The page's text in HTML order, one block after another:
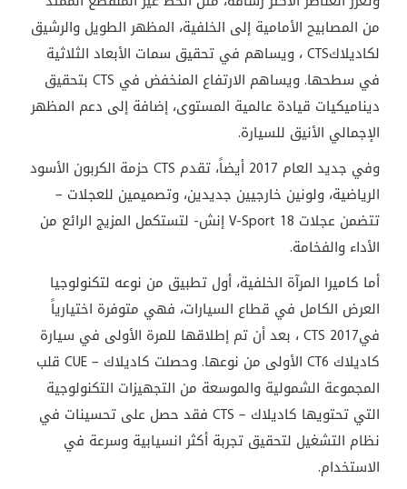
من المصابيح الأمامية إلى الخلفية، المظهر الطويل والرشيق
لكاديلاكCTS، ويساهم في تحقيق سمات الأبعاد الثلاثية
في سطحها. ويساهم الارتفاع المنخفض في CTS بتحقيق
ديناميكيات قيادة عالمية المستوى، إضافة إلى دعم المظهر
الإجمالي الأنيق للسيارة.
وفي جديد العام 2017 أيضاً، تقدم
CTS حزمة الكربون الأسود
الرياضية، ولونين خارجيين جديدين، وتصميمين للعجلات –
تتضمن عجلات V-Sport 18إنش- لتستكمل المزيج الرائع من
الأداء والفخامة.
أما كاميرا المرآة الخلفية، أول تطبيق من نوعه لتكنولوجيا
العرض الكامل في قطاع السيارات، فهي متوفرة اختيارياً
فيCTS 2017، بعد أن تم إطلاقها للمرة الأولى في سيارة
كاديلاك CT6 الأولى من نوعها. وحصلت كاديلاك CUE – قلب
المجموعة الشمولية والموسعة من التجهيزات التكنولوجية
التي تحتويها كاديلاك CTS – فقد حصل على تحسينات في
نظام التشغيل لتحقيق تجربة أكثر انسيابية وسرعة في
الاستخدام.